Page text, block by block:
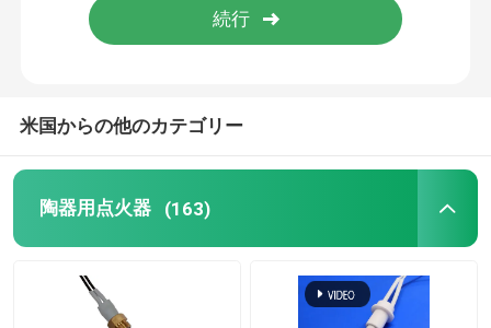
携帯オゾン機
米国からの他のカテゴリー
陶器用点火器 (163)